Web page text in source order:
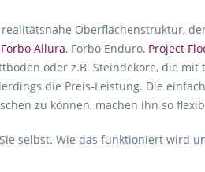
Oberflächenstruktur,
Forbo Allura, Forbo Enduro, Project
oder z.B. Steindekore, die
die Preis-Leistung. Die
zu können, machen ihn so
selbst. Wie das funktioniert wird